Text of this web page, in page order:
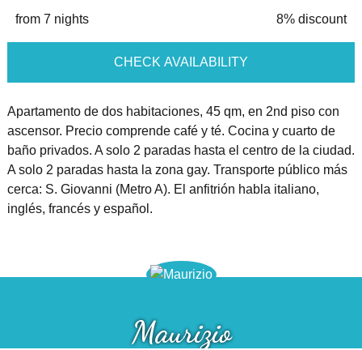
from 7 nights 8% discount
CHECK AVAILABILITY
Apartamento de dos habitaciones, 45 qm, en 2nd piso con
ascensor. Precio comprende café y té. Cocina y cuarto de
baño privados. A solo 2 paradas hasta el centro de la ciudad.
A solo 2 paradas hasta la zona gay. Transporte público más
cerca: S. Giovanni (Metro A). El anfitrión habla italiano,
inglés, francés y español.
Maurizio